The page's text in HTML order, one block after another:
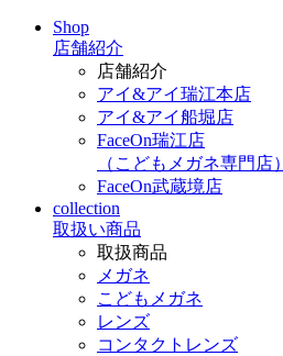
Shop
店舗紹介
店舗紹介
アイ&アイ瑞江本店
アイ&アイ船堀店
FaceOn瑞江店
（こどもメガネ専門店）
FaceOn武蔵境店
collection
取扱い商品
取扱商品
メガネ
こどもメガネ
レンズ
コンタクトレンズ